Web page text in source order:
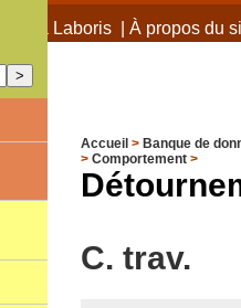
Terra Laboris| À propos du
Accueil > Banque de
> Comportement>
C. trav.